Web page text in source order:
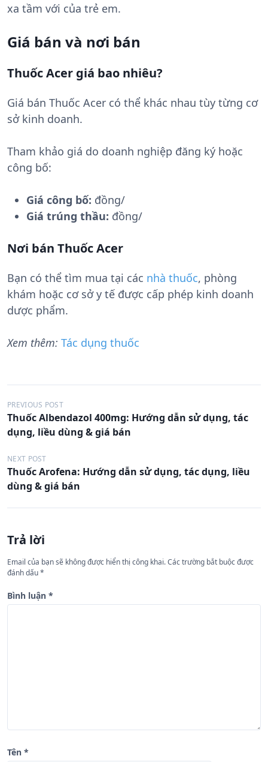
xa tầm với của trẻ em.
Giá bán và nơi bán
Thuốc Acer giá bao nhiêu?
Giá bán Thuốc Acer có thể khác nhau tùy từng cơ
sở kinh doanh.
Tham khảo giá do doanh nghiệp đăng ký hoặc
công bố:
Giá công bố: đồng/
Giá trúng thầu: đồng/
Nơi bán Thuốc Acer
Bạn có thể tìm mua tại các nhà thuốc, phòng
khám hoặc cơ sở y tế được cấp phép kinh doanh
dược phẩm.
Xem thêm: Tác dụng thuốc
Đ
i
u
h
n
b
à
i
PREVIOUS POST
Thuốc Albendazol 400mg: Hướng dẫn sử dụng, tác
dụng, liều dùng & giá bán
NEXT POST
Thuốc Arofena: Hướng dẫn sử dụng, tác dụng, liều
dùng & giá bán
Trả lời
Email của bạn sẽ không được hiển thị công khai.Các trường bắt buộc được
đánh dấu*
Bình luận *
Tên *